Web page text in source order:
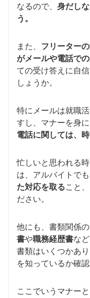
なるので、 身だし
う。
また、 フリーター
がメールや電話での
ての受け答えに自
しょうか。
特にメールは就職
すし、マナーを身
電話に関しては、
忙しいと思われる
は、アルバイトで
た対応を取ること
ださい。
他にも、書類関係
書や職務経歴書な
書類はいくつかあ
を知っているか確
ここでいうマナー